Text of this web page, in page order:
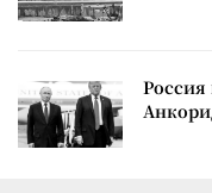
Россия